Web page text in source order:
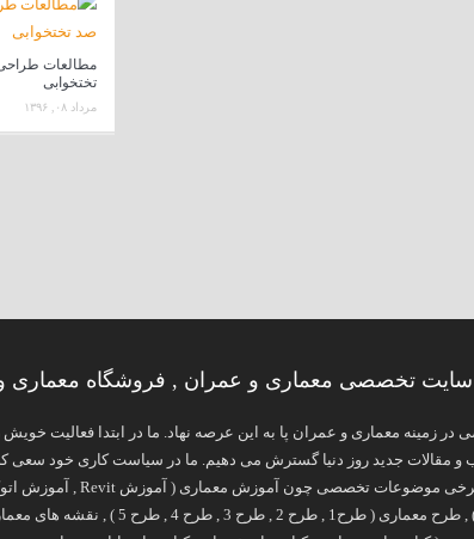
مطالعات
تختخوابی
مرداد ۰۸, ۱۳۹۶
تخصصی معماری و عمران , فروشگاه معماری و
تخصصی در زمینه معماری و عمران پا به این عرصه نهاد. ما در ابتدا
مقالات جدید روز دنیا گسترش می دهیم. ما در سیاست کاری خود سعی
آموزش فتوشاپ در معماری ) ,